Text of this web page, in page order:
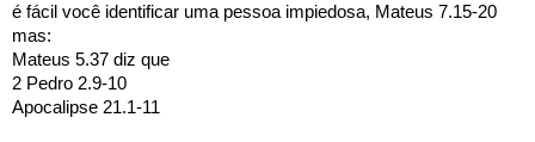
é fácil você identificar uma pessoa impiedosa, Mateus 7.15-20
mas:
Mateus 5.37 diz que
2 Pedro 2.9-10
Apocalipse 21.1-11